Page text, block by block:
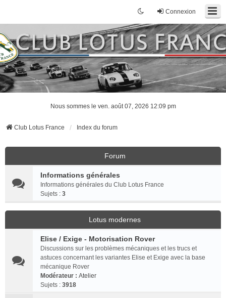
Connexion
Nous sommes le ven. août 07, 2026 12:09 pm
Club Lotus France Index du forum
Forum
Informations générales
Informations générales du Club Lotus France
Sujets : 3
Lotus modernes
Elise / Exige - Motorisation Rover
Discussions sur les problèmes mécaniques et les trucs et
astuces concernant les variantes Elise et Exige avec la base
mécanique Rover
Modérateur : Atelier
Sujets : 3918